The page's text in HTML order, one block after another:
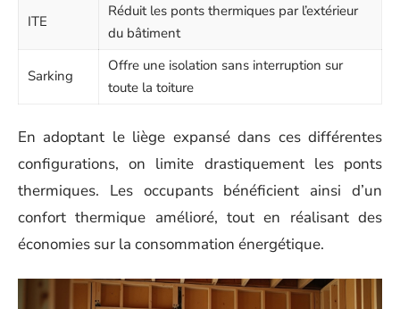
ITE
Réduit les ponts thermiques par l’extérieur
du bâtiment
Sarking
Offre une isolation sans interruption sur
toute la toiture
En adoptant le liège expansé dans ces différentes
configurations, on limite drastiquement les ponts
thermiques. Les occupants bénéficient ainsi d’un
confort thermique amélioré, tout en réalisant des
économies sur la consommation énergétique.